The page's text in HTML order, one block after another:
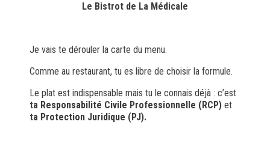
Le Bistrot de La Médicale
Je vais te dérouler la carte du menu.
Comme au restaurant, tu es libre de choisir la formule.
Le plat est indispensable mais tu le connais déjà : c’est
ta Responsabilité Civile Professionnelle (RCP) et
ta Protection Juridique (PJ).